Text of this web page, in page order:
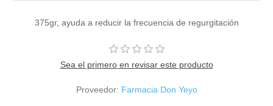
375gr, ayuda a reducir la frecuencia de regurgitación
Sea el primero en revisar este producto
Proveedor: Farmacia Don Yeyo